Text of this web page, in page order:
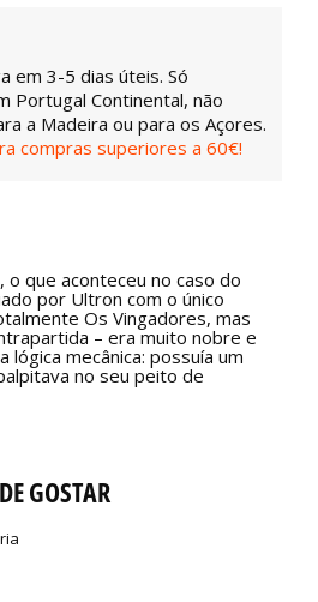
em 3-5 dias úteis. Só
Portugal Continental, não
a Madeira ou para os Açores.
compras superiores a 60€!
que aconteceu no caso do
por Ultron com o único
Os Vingadores, mas
– era muito nobre e
lógica mecânica: possuía um
no seu peito de
GOSTAR